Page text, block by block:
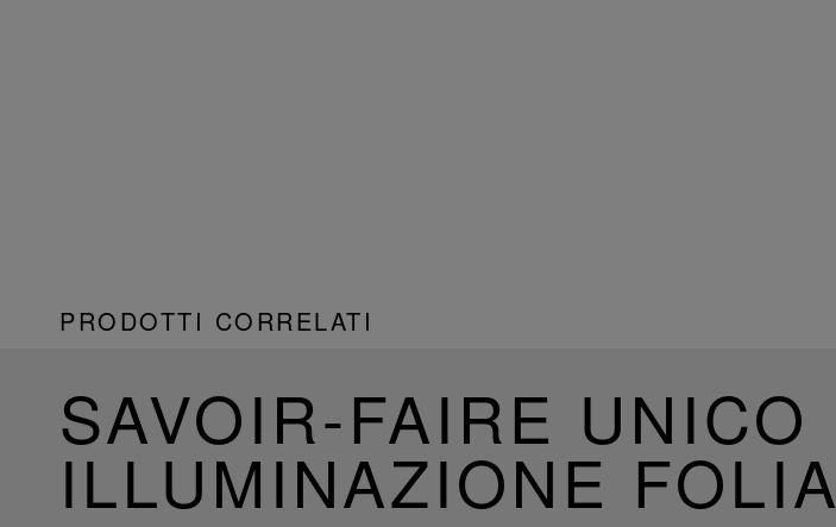
PRODOTTI CORRELATI
SAVOIR-FAIRE UNICO
ILLUMINAZIONE FOLIA